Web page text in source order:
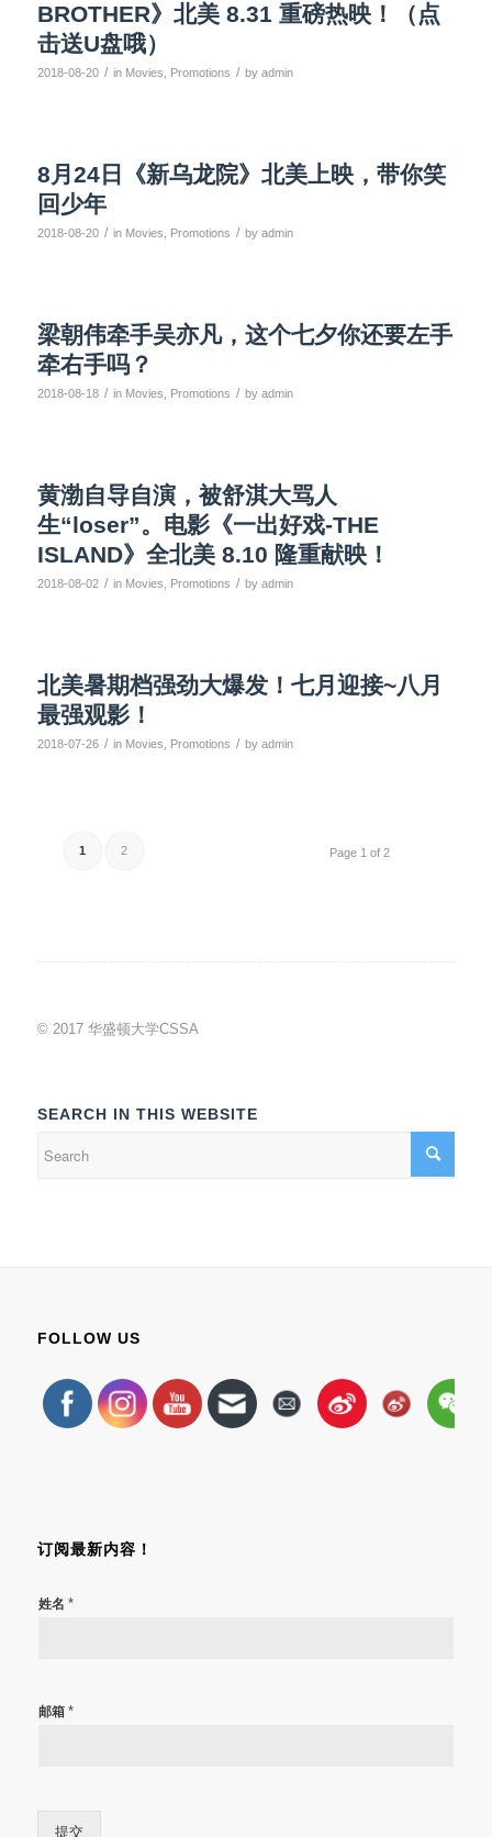
BROTHER》北美 8.31 重磅热映！（点
击送U盘哦）
2018-08-20 / in Movies Promotions / by admin
8月24日《新乌龙院》北美上映，带你笑
回少年
2018-08-20 / in Movies Promotions / by admin
梁朝伟牵手吴亦凡，这个七夕你还要左手
牵右手吗？
2018-08-18 / in Movies Promotions / by admin
黄渤自导自演，被舒淇大骂人
生“loser”。电影《一出好戏-THE
ISLAND》全北美 8.10 隆重献映！
2018-08-02 / in Movies Promotions / by admin
北美暑期档强劲大爆发！七月迎接~八月
最强观影！
2018-07-26 / in Movies Promotions / by admin
Page 1 of 2
1 2
© 2017 华盛顿大学CSSA
SEARCH IN THIS WEBSITE
FOLLOW US
订阅最新内容！
姓名 *
邮箱 *
提交